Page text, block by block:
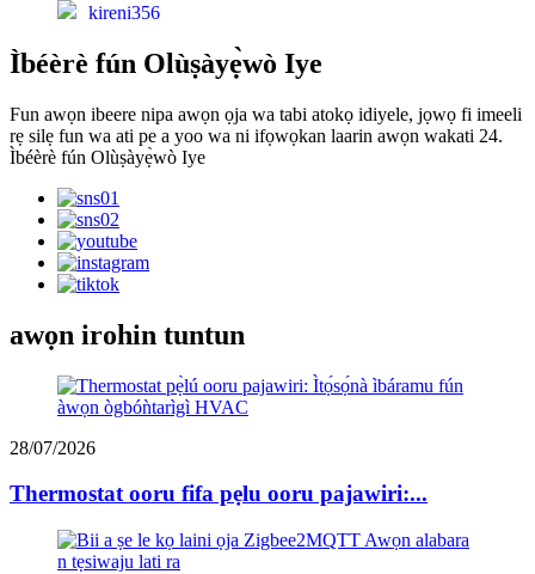
kireni356
Ìbéèrè fún Olùṣàyẹ̀wò Iye
Fun awọn ibeere nipa awọn ọja wa tabi atokọ idiyele, jọwọ fi imeeli
rẹ silẹ fun wa ati pe a yoo wa ni ifọwọkan laarin awọn wakati 24.
Ìbéèrè fún Olùṣàyẹ̀wò Iye
awọn irohin tuntun
28/07/2026
Thermostat ooru fifa pẹlu ooru pajawiri:...